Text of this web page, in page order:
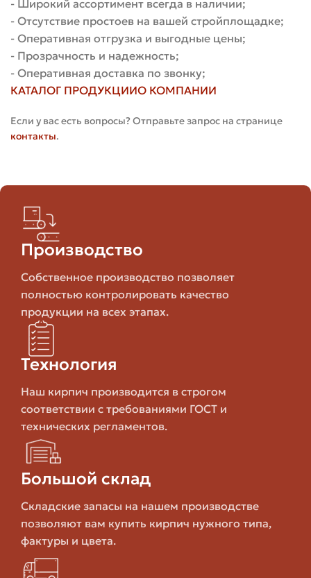
Твердение и выдержка изделий.
Контроль качества и упаковка.
Маркировка и складирование.
Каждый этап влияет на конечное качество. Маленькая
погрешность на этапе дозировки способна повлиять на
цвет, прочность или водопоглощение всего блока.
Технические характеристики
значения зависят от производителя и рецептуры, но
таблица дает практическое представление о
параметрах, на которые стоит смотреть при выборе.
Параметр
Значение
Примечание
Размер
1800–
м3
Зависит от состава
Прочность на
сжатие
М75–
выше
используют М150–
Водопоглощение
- Широкий ассортимент всегда в наличии;
- Отсутствие простоев на вашей стройплощадке;
- Оперативная отгрузка и выгодные цены;
- Прозрачность и надежность;
- Оперативная доставка по звонку;
КАТАЛОГ ПРОДУКЦИИО КОМПАНИИ
Если у вас есть вопросы? Отправьте запрос на странице
контакты.
Производство
Собственное производство позволяет
полностью контролировать качество
продукции на всех этапах.
Технология
Наш кирпич производится в строгом
соответствии с требованиями ГОСТ и
технических регламентов.
Большой склад
Складские запасы на нашем производстве
позволяют вам купить кирпич нужного типа,
фактуры и цвета.